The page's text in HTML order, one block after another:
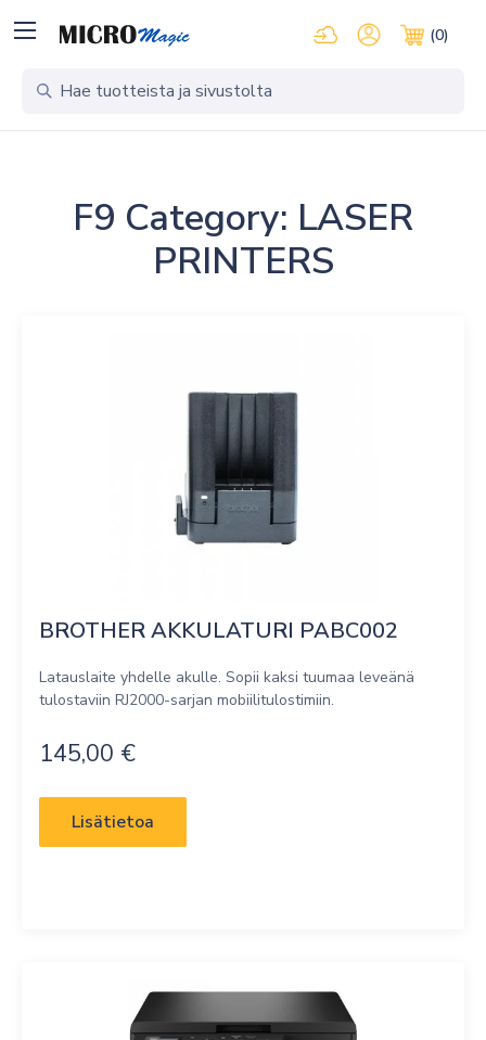
KirjauduOma tili
(0)
F9 Category: LASER
PRINTERS
BROTHER AKKULATURI PABC002
Latauslaite yhdelle akulle. Sopii kaksi tuumaa leveänä
tulostaviin RJ2000-sarjan mobiilitulostimiin.
145,00 €
Lisätietoa